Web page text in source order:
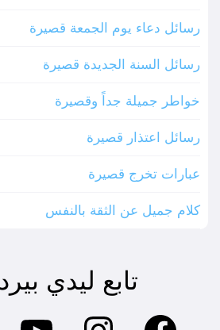
رسائل دعاء يوم الجمعة قصيرة
رسائل السنة الجديدة قصيرة
خواطر جميلة جداً وقصيرة
رسائل اعتذار قصيرة
عبارات تخرج قصيرة
كلام جميل عن الثقة بالنفس
تابع ليدي